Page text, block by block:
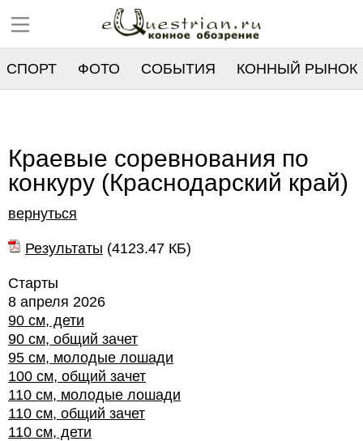
СПОРТ ФОТО СОБЫТИЯ КОННЫЙ РЫНОК
Краевые соревнования по
конкуру (Краснодарский край)
вернуться
Результаты (4123.47 КБ)
Старты
8 апреля 2026
90 см, дети
90 см, общий зачет
95 см, молодые лошади
100 см, общий зачет
110 см, молодые лошади
110 см, общий зачет
110 см, дети